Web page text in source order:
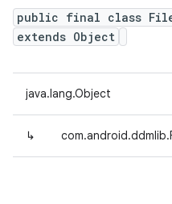
public final class
extends Object
java.lang.Object
↳